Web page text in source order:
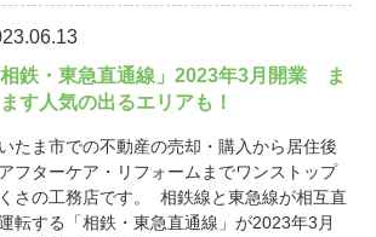
相鉄・東急直通線」2023年3月開業 ま
す人気の出るエリアも！
たま市での不動産の売却・購入から居住後
フターケア・リフォームまでワンストップ
さの工務店です。 相鉄線と東急線が相互直
転する「相鉄・東急直通線」が2023年3月